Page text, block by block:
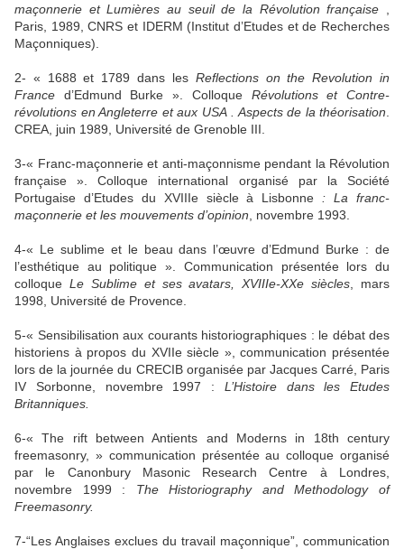
maçonnerie et Lumières au seuil de la Révolution française
Paris, 1989, CNRS et IDERM (Institut d’Etudes et de Recherches
Maçonniques).
2- « 1688 et 1789 dans les Reflections on the Revolution in
France d’Edmund Burke ». Colloque Révolutions et Contre-
révolutions en Angleterre et aux USA
. Aspects de la théorisation
CREA, juin 1989, Université de Grenoble III.
3-« Franc-maçonnerie et anti-maçonnisme pendant la Révolution
française ». Colloque international organisé par la Société
Portugaise d’Etudes du XVIIIe siècle à Lisbonne : La franc-
maçonnerie et les mouvements d’opinion , novembre 1993.
4-« Le sublime et le beau dans l’œuvre d’Edmund Burke : de
l’esthétique au politique ». Communication présentée lors du
colloque Le Sublime et ses avatars, XVIIIe-XXe siècles , mars
1998, Université de Provence.
5-« Sensibilisation aux courants historiographiques : le débat des
historiens à propos du XVIIe siècle », communication présentée
lors de la journée du CRECIB organisée par Jacques Carré, Paris
IV Sorbonne, novembre 1997 : L’Histoire dans les Etudes
Britanniques.
6-« The rift between Antients and Moderns in 18th century
freemasonry, » communication présentée au colloque organisé
par le Canonbury Masonic Research Centre à Londres,
novembre 1999 : The Historiography and Methodology of
Freemasonry.
7-“Les Anglaises exclues du travail maçonnique”, communication